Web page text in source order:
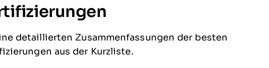
detaillierten Zusammenfassungen der besten
aus der Kurzliste.